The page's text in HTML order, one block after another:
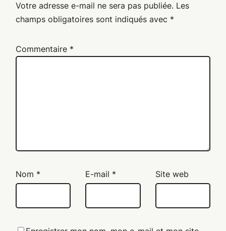
Votre adresse e-mail ne sera pas publiée. Les
champs obligatoires sont indiqués avec *
Commentaire *
Nom * E-mail * Site web